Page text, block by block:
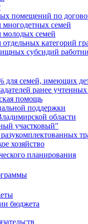
помещений по
семей
молодых семей
категорий
субсидий
для семей, имеющих
ранее
помощь
поддержки
области
участковый"
хозяйство
планирования
бюджета